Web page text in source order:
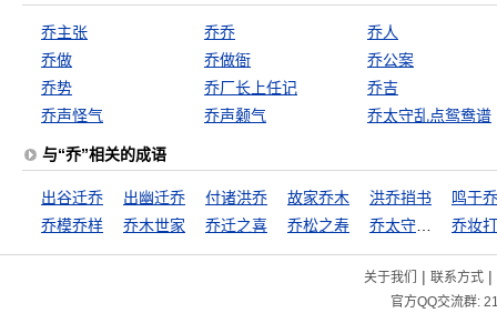
乔主张 乔乔
乔人
乔做
乔做衙
乔公案
乔势
乔厂长上任记
乔吉
乔声怪气
乔声颡气 乔太守乱点鸳鸯谱
与“乔”相关的成语
出谷迁乔 出幽迁乔 付诸洪乔 故家乔木 洪乔捎书
鸣于
乔模乔样
乔木世家 乔迁之喜 乔松之寿 乔妆
关于我们 | 联系方式|
官方QQ交流群: